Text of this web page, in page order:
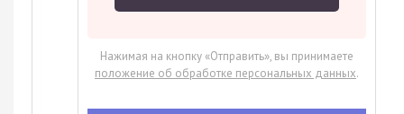
Нажимая на кнопку «Отправить», вы принимаете
положение об обработке персональных данных.